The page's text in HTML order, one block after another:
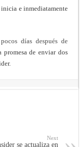
e inmediatamente
días después de
promesa de enviar dos
Next
se actualiza en